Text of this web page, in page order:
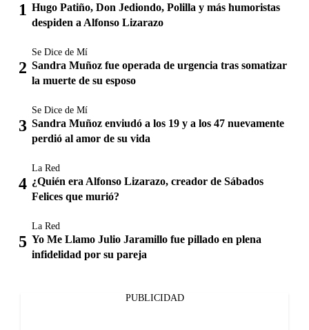
Hugo Patiño, Don Jediondo, Polilla y más humoristas
despiden a Alfonso Lizarazo
Se Dice de Mí
Sandra Muñoz fue operada de urgencia tras somatizar
la muerte de su esposo
Se Dice de Mí
Sandra Muñoz enviudó a los 19 y a los 47 nuevamente
perdió al amor de su vida
La Red
¿Quién era Alfonso Lizarazo, creador de Sábados
Felices que murió?
La Red
Yo Me Llamo Julio Jaramillo fue pillado en plena
infidelidad por su pareja
PUBLICIDAD